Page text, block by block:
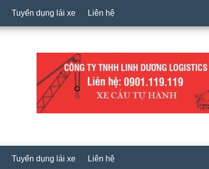
Tuyển dụng lái xe Liên hệ
Tuyển dụng lái xe Liên hệ